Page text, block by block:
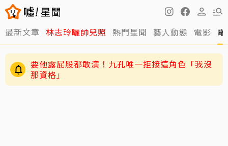
最新文章 林志玲曬帥兒照 熱門星聞 藝人動態 電影
要他露屁股都敢演！九孔唯一拒接這角色「我沒
那資格」